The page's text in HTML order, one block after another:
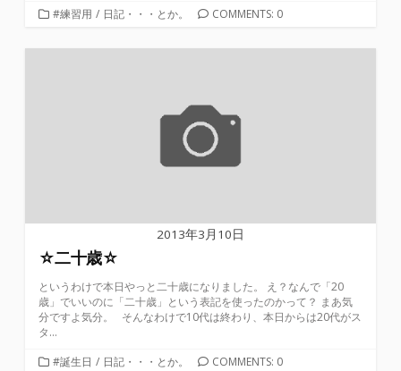
カ
ゴ
#練習用 / 日記・・・とか。 COMMENTS: 0
2013年3月10日
☆二十歳☆
というわけで本日やっと二十歳になりました。 え？なんで「20
歳」でいいのに「二十歳」という表記を使ったのかって？ まあ気
分ですよ気分。 そんなわけで10代は終わり、本日からは20代がス
タ...
カ#誕生日 / 日記・・・とか。 COMMENTS: 0